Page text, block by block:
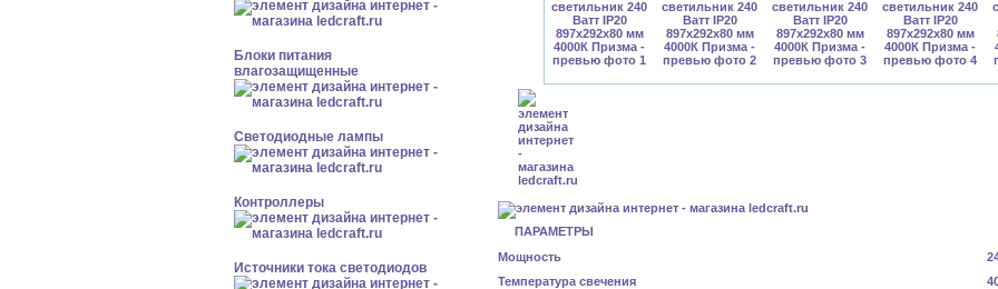
Блоки питания
влагозащищенные
Светодиодные лампы
Контроллеры
Источники тока светодиодов
ПАРАМЕТРЫ
Мощность
Температура свечения